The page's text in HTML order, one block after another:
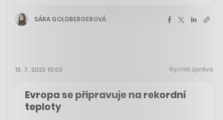
SÁRA GOLDBERGEROVÁ
13. 7. 2023 10:03 Rychlá zpráva
Evropa se připravuje na rekordní
teploty